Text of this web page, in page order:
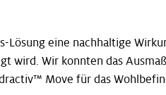
eine nachhaltige
Wir konnten das
Move für das